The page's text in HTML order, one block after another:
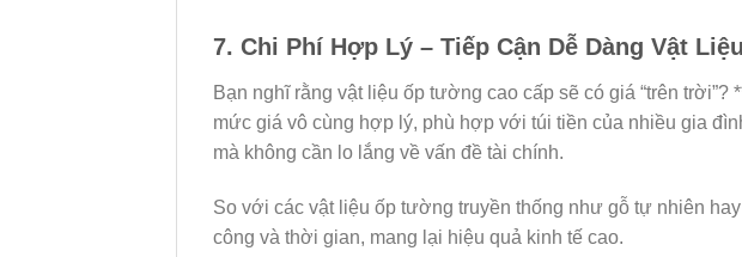
7. Chi Phí Hợp Lý – Tiếp Cận Dễ Dàng Vật
Bạn nghĩ rằng vật liệu ốp tường cao cấp sẽ có giá “trên
mức giá vô cùng hợp lý, phù hợp với túi tiền của nhiều gia
mà không cần lo lắng về vấn đề tài chính.
So với các vật liệu ốp tường truyền thống như gỗ tự nhiên
công và thời gian, mang lại hiệu quả kinh tế cao.